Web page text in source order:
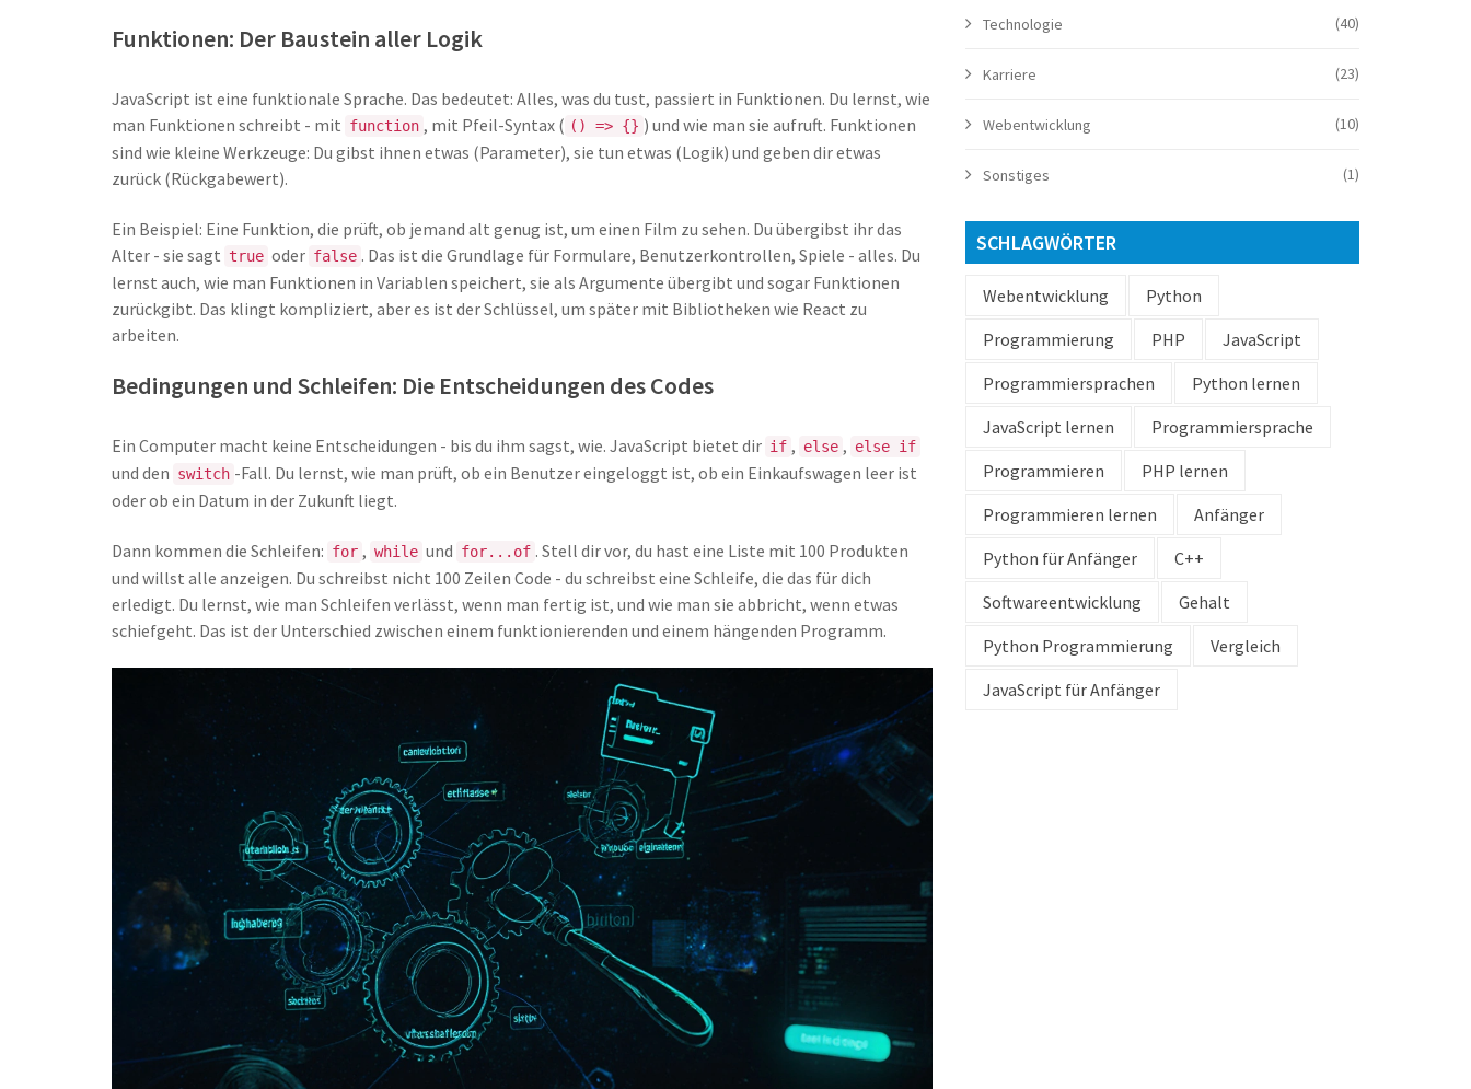
Funktionen: Der Baustein aller Logik
JavaScript ist eine funktionale Sprache. Das bedeutet: Alles, was du tust, passiert in Funktionen. Du lernst, wie
man Funktionen schreibt - mit function , mit Pfeil-Syntax ( () => {} ) und wie man sie aufruft. Funktionen
sind wie kleine Werkzeuge: Du gibst ihnen etwas (Parameter), sie tun etwas (Logik) und geben dir etwas
zurück (Rückgabewert).
Ein Beispiel: Eine Funktion, die prüft, ob jemand alt genug ist, um einen Film zu sehen. Du übergibst ihr das
Alter - sie sagt true oder false . Das ist die Grundlage für Formulare, Benutzerkontrollen, Spiele - alles. Du
lernst auch, wie man Funktionen in Variablen speichert, sie als Argumente übergibt und sogar Funktionen
zurückgibt. Das klingt kompliziert, aber es ist der Schlüssel, um später mit Bibliotheken wie React zu
arbeiten.
Bedingungen und Schleifen: Die Entscheidungen des Codes
Ein Computer macht keine Entscheidungen - bis du ihm sagst, wie. JavaScript bietet dir if , else , else if
und den switch -Fall. Du lernst, wie man prüft, ob ein Benutzer eingeloggt ist, ob ein Einkaufswagen leer ist
oder ob ein Datum in der Zukunft liegt.
Dann kommen die Schleifen: for , while und for...of . Stell dir vor, du hast eine Liste mit 100 Produkten
und willst alle anzeigen. Du schreibst nicht 100 Zeilen Code - du schreibst eine Schleife, die das für dich
erledigt. Du lernst, wie man Schleifen verlässt, wenn man fertig ist, und wie man sie abbricht, wenn etwas
schiefgeht. Das ist der Unterschied zwischen einem funktionierenden und einem hängenden Programm.
Technologie (40)
Karriere (23)
Webentwicklung (10)
Sonstiges (1)
SCHLAGWÖRTER
Webentwicklung
Python
Programmierung
PHP
JavaScript
Programmiersprachen
Python lernen
JavaScript lernen
Programmiersprache
Programmieren
PHP lernen
Programmieren lernen
Anfänger
Python für Anfänger
C++
Softwareentwicklung
Gehalt
Python Programmierung
Vergleich
JavaScript für Anfänger